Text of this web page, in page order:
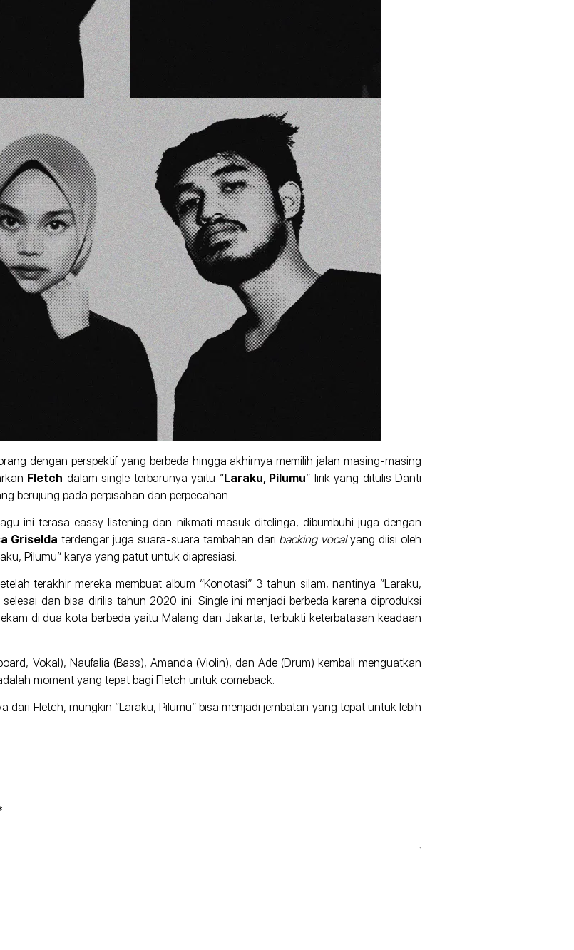
dengan perspektif yang berbeda hingga akhirnya memilih jalan masing-masing
Fletch dalam single terbarunya yaitu “Laraku, Pilumu” lirik yang ditulis Danti
berujung pada perpisahan dan perpecahan.
ini terasa eassy listening dan nikmati masuk ditelinga, dibumbuhi juga dengan
Griselda terdengar juga suara-suara tambahan dari backing vocalyang diisi oleh
Pilumu” karya yang patut untuk diapresiasi.
terakhir mereka membuat album “Konotasi” 3 tahun silam, nantinya “Laraku,
dan bisa dirilis tahun 2020 ini. Single ini menjadi berbeda karena diproduksi
di dua kota berbeda yaitu Malang dan Jakarta, terbukti keterbatasan keadaan
Vokal), Naufalia (Bass), Amanda (Violin), dan Ade (Drum) kembali menguatkan
moment yang tepat bagi Fletch untuk comeback.
Fletch, mungkin “Laraku, Pilumu” bisa menjadi jembatan yang tepat untuk lebih